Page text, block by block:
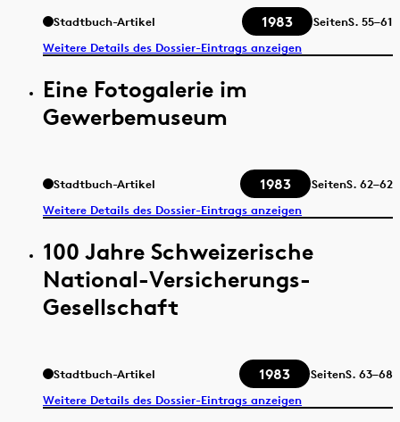
Stadtbuch-Artikel 1983 SeitenS. 55–61
Weitere Details des Dossier-Eintrags anzeigen
Eine Fotogalerie im
Gewerbemuseum
Stadtbuch-Artikel 1983 SeitenS. 62–62
Weitere Details des Dossier-Eintrags anzeigen
100 Jahre Schweizerische
National-Versicherungs-
Gesellschaft
Stadtbuch-Artikel 1983 SeitenS. 63–68
Weitere Details des Dossier-Eintrags anzeigen